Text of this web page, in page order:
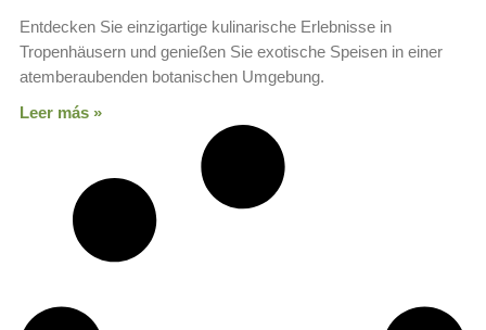
Entdecken Sie einzigartige kulinarische Erlebnisse in
Tropenhäusern und genießen Sie exotische Speisen in einer
atemberaubenden botanischen Umgebung.
Leer más »